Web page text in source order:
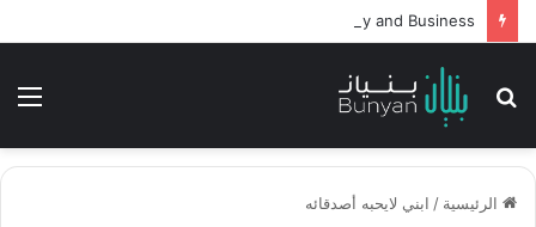
بحث
الرئيسية / ابني لايحبه أصدقائه